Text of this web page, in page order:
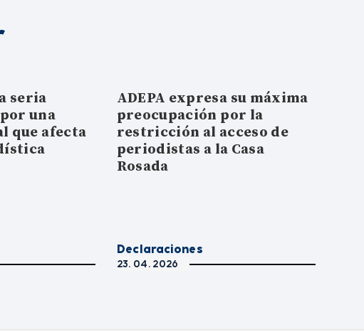
seria
una
que afecta
ADEPA expresa su máxima
preocupación por la
restricción al acceso de
periodistas a la Casa
Rosada
Declaraciones
23. 04. 2026